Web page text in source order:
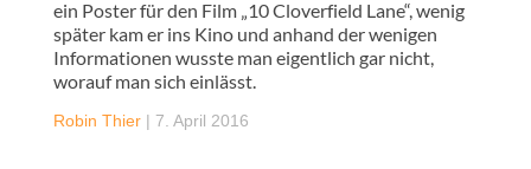
ein Poster für den Film „10 Cloverfield Lane“, wenig
später kam er ins Kino und anhand der wenigen
Informationen wusste man eigentlich gar nicht,
worauf man sich einlässt.
Robin Thier | 7. April 2016